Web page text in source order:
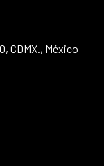
CDMX., México